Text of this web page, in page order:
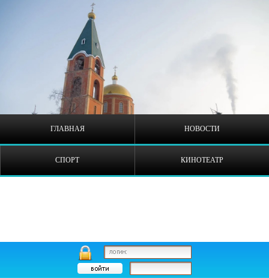
ГЛАВНАЯ НОВОСТИ
СПОРТ КИНОТЕАТР